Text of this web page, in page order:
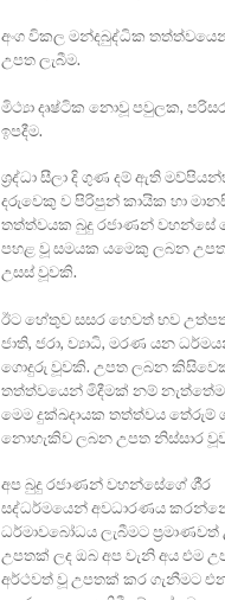
අංග විකල මන්දබුද්ධික
උපත ලැබීම.
මිථ්‍යා දෘෂ්ටික නොවූ පවුලක,
ඉපදීම.
ශ‍්‍රද්ධා සීලා දි ගුණ දම් ඇති
දරුවෙකු ව පිරිපුන් කායික හා
තත්ත්වයක බුදු රජාණන් වහන්සේ
පහළ වූ සමයක යමෙකු ලබන උපත
උසස් වූවකි.
ඊට හේතුව සසර හෙවත් භව
ජාති, ජරා, ව්‍යාධි, මරණ යන
ගොදුරු වූවකි. උපත ලබන
තත්ත්වයෙන් මිදීමක් නම්
මෙම දුක්ඛදායක තත්ත්වය තේරුම්
නොහැකිව ලබන උපත නිස්සාර
අප බුදු රජාණන් වහන්සේගේ ශී‍්‍ර
සද්ධර්මයෙන් අවධාරණය
ධර්මාවබෝධය ලැබීමට ප‍්‍රමාණවත්
උපතක් ලද ඔබ අප වැනි අය එම
අර්ථවත් වූ උපතක් කර ගැනීමට